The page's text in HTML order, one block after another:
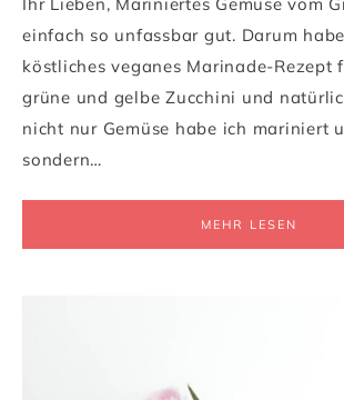
einfach so unfassbar gut. Darum
köstliches veganes Marinade-Rezept
grüne und gelbe Zucchini und
nicht nur Gemüse habe ich mariniert
sondern…
MEHR LESEN